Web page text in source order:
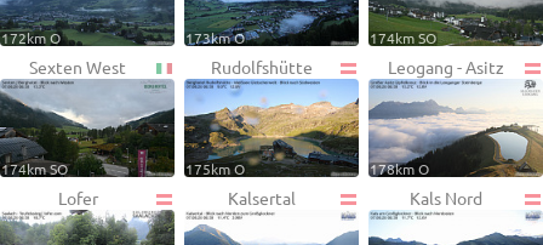
172km O 173km O 174km SO
Sexten West
174km SO
Rudolfshütte
175km O
Leogang - Asitz
178km O
Lofer Kalsertal Kals Nord